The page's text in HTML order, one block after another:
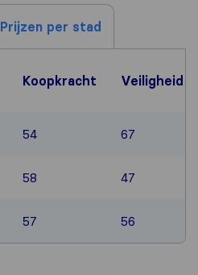
Prijzen per stad
Koopkracht Veiligheid
54 67
58 47
57 56